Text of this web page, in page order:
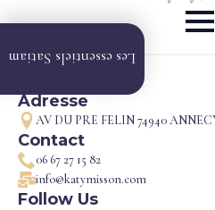
en
Formation
en ligne
Formation
en
Présentiel
Les essentiels Satiam
Adresse
AV DU PRE FELIN 74940
Contact
06 67 27 15 82
info@katymisson.com
Follow Us